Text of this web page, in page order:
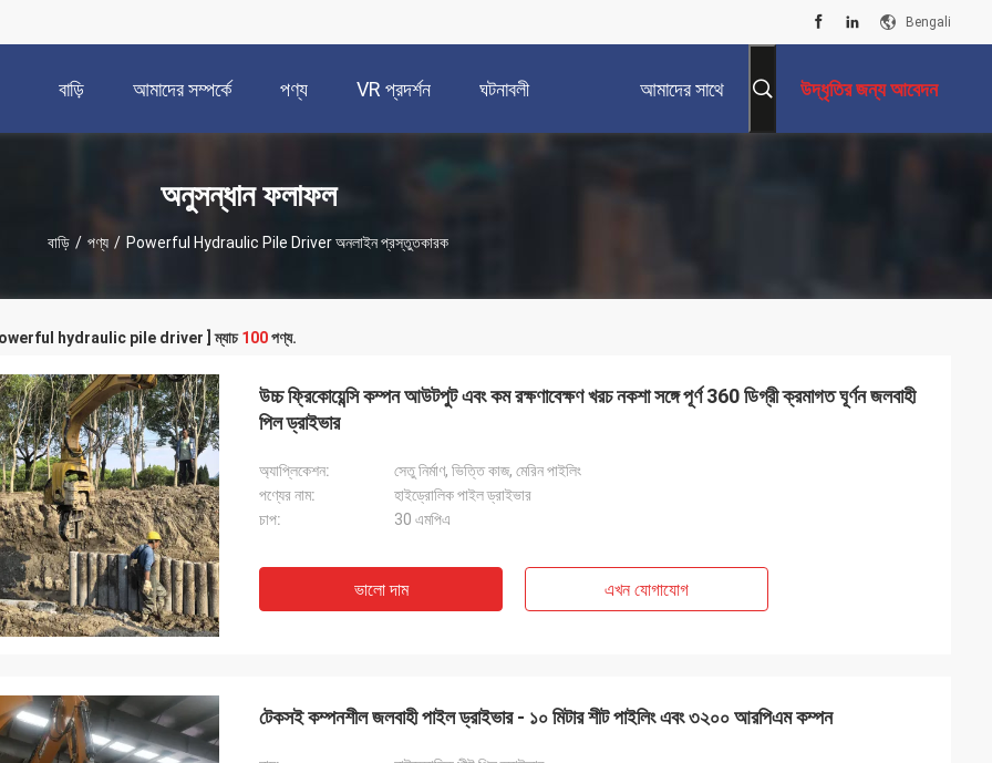
Bengali
বাড়ি আমাদের সম্পর্কে পণ্য VR প্রদর্শন ঘটনাবলী আমাদের সাথে উদ্ধৃতির জন্য আবেদন
অনুসন্ধান ফলাফল
বাড়ি / পণ্য / Powerful Hydraulic Pile Driver অনলাইন প্রস্তুতকারক
powerful hydraulic pile driver ] ম্যাচ100পণ্য.
উচ্চ ফ্রিকোয়েন্সি কম্পন আউটপুট এবং কম রক্ষণাবেক্ষণ খরচ নকশা সঙ্গে পূর্ণ 360 ডিগ্রী ক্রমাগত ঘূর্ণন জলবাহী
পিল ড্রাইভার
অ্যাপ্লিকেশন:
সেতু নির্মাণ, ভিত্তি কাজ, মেরিন পাইলিং
পণ্যের নাম:
হাইড্রোলিক পাইল ড্রাইভার
চাপ:
30 এমপিএ
ভালো দাম এখন যোগাযোগ
টেকসই কম্পনশীল জলবাহী পাইল ড্রাইভার - ১০ মিটার শীট পাইলিং এবং ৩২০০ আরপিএম কম্পন